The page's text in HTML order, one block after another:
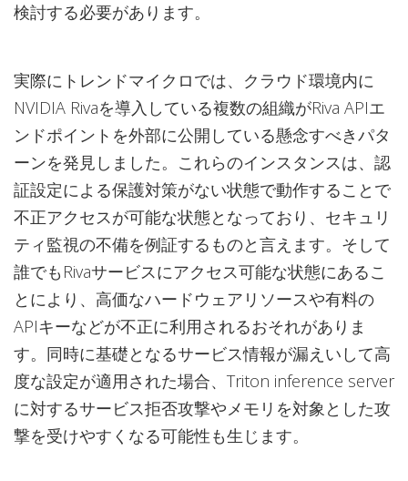
検討する必要があります。
実際にトレンドマイクロでは、クラウド環境内に
NVIDIA Rivaを導入している複数の組織がRiva APIエ
ンドポイントを外部に公開している懸念すべきパタ
ーンを発見しました。これらのインスタンスは、認
証設定による保護対策がない状態で動作することで
不正アクセスが可能な状態となっており、セキュリ
ティ監視の不備を例証するものと言えます。そして
誰でもRivaサービスにアクセス可能な状態にあるこ
とにより、高価なハードウェアリソースや有料の
APIキーなどが不正に利用されるおそれがありま
す。同時に基礎となるサービス情報が漏えいして高
度な設定が適用された場合、Triton inference server
に対するサービス拒否攻撃やメモリを対象とした攻
撃を受けやすくなる可能性も生じます。